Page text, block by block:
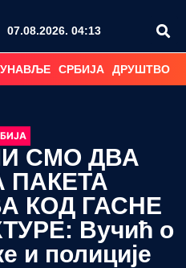
07.08.2026. 04:13
СРБИЈА ДРУШТВО
СМО ДВА
ПАКЕТА
КОД ГАСНЕ
Вучић о
и полиције